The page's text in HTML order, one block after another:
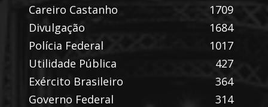
Careiro Castanho
1709
Divulgação
1684
Polícia Federal
1017
Utilidade Pública
427
Exército Brasileiro
364
Governo Federal
314